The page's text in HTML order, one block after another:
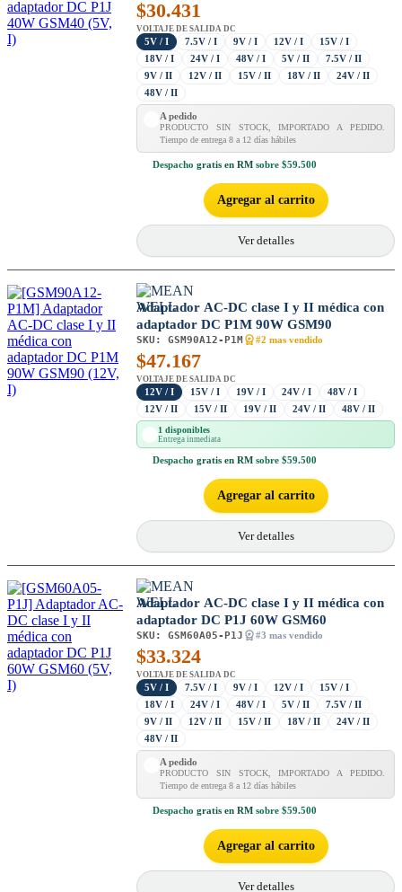
$30.431
VOLTAJE DE SALIDA DC
5V / I 7.5V / I 9V / I 12V / I
15V / I
18V / I
24V / I 48V / I 5V / II
7.5V / II
9V / II
12V / II 15V / II 18V / II
24V / II
48V / II
A pedido
PRODUCTO SIN STOCK, IMPORTADO A PEDIDO.
Tiempo de entrega 8 a 12 días hábiles
Despacho gratis en RM sobre $59.500
Agregar al carrito
Ver detalles
Adaptador AC-DC clase I y II médica con
adaptador DC P1M 90W GSM90
SKU: GSM90A12-P1M #2 mas vendido
$47.167
VOLTAJE DE SALIDA DC
12V / I 15V / I 19V / I 24V / I
48V / I
12V / II
15V / II 19V / II 24V / II 48V / II
1 disponibles
Entrega inmediata
Despacho gratis en RM sobre $59.500
Agregar al carrito
Ver detalles
Adaptador AC-DC clase I y II médica con
adaptador DC P1J 60W GSM60
SKU: GSM60A05-P1J #3 mas vendido
$33.324
VOLTAJE DE SALIDA DC
5V / I 7.5V / I 9V / I 12V / I
15V / I
18V / I
24V / I 48V / I 5V / II
7.5V / II
9V / II
12V / II 15V / II 18V / II
24V / II
48V / II
A pedido
PRODUCTO SIN STOCK, IMPORTADO A PEDIDO.
Tiempo de entrega 8 a 12 días hábiles
Despacho gratis en RM sobre $59.500
Agregar al carrito
Ver detalles